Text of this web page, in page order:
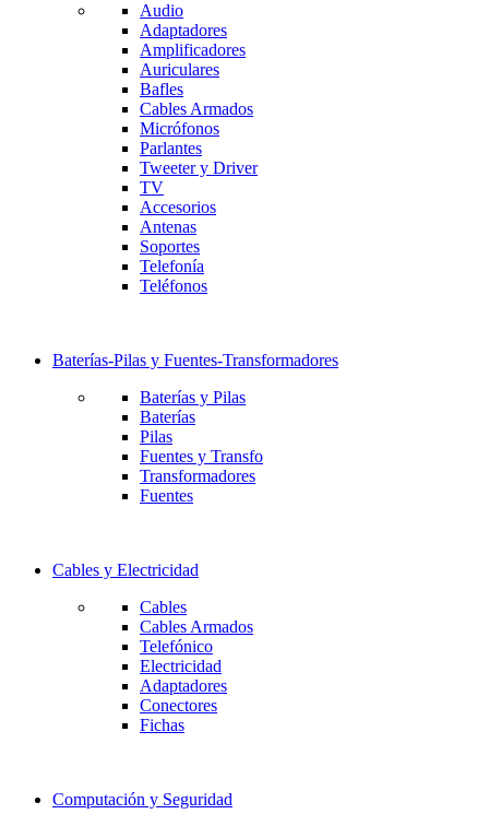
Audio
Adaptadores
Amplificadores
Auriculares
Bafles
Cables Armados
Micrófonos
Parlantes
Tweeter y Driver
TV
Accesorios
Antenas
Soportes
Telefonía
Teléfonos
Baterías-Pilas y Fuentes-Transformadores
Baterías y Pilas
Baterías
Pilas
Fuentes y Transfo
Transformadores
Fuentes
Cables y Electricidad
Cables
Cables Armados
Telefónico
Electricidad
Adaptadores
Conectores
Fichas
Computación y Seguridad